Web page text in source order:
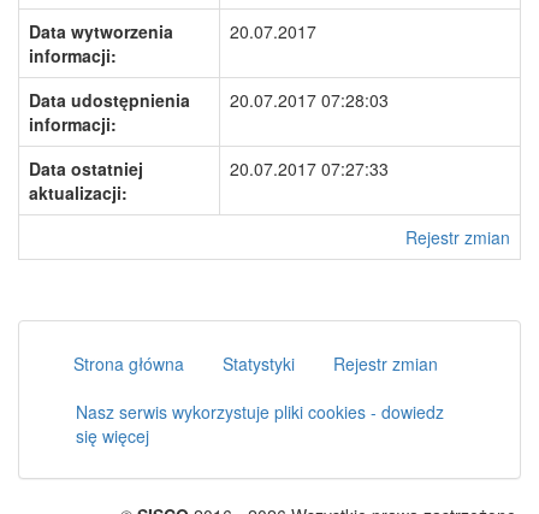
Data wytworzenia
informacji:
20.07.2017
Data udostępnienia
informacji:
20.07.2017 07:28:03
Data ostatniej
aktualizacji:
20.07.2017 07:27:33
Rejestr zmian
Strona główna Statystyki
Rejestr zmian
Nasz serwis wykorzystuje pliki cookies - dowiedz
się więcej